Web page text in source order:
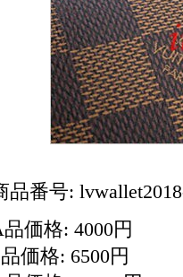
品番号:
価格: 4000円
価格: 6500円